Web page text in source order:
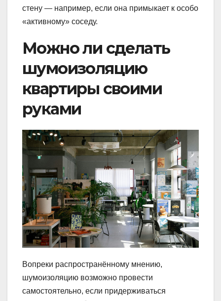
стену — например, если она примыкает к особо
«активному» соседу.
Можно ли сделать
шумоизоляцию
квартиры своими
руками
Вопреки распространённому мнению,
шумоизоляцию возможно провести
самостоятельно, если придерживаться